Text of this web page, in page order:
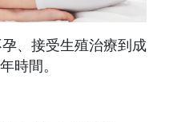
、接受生殖治療到成
時間。